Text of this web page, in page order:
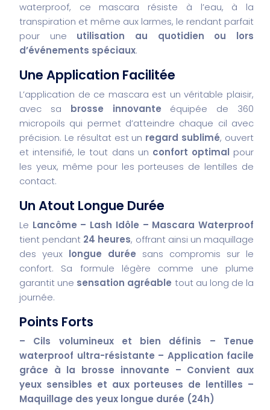
waterproof, ce mascara résiste à l’eau, à la
transpiration et même aux larmes, le rendant parfait
pour une utilisation au quotidien ou lors
d’événements spéciaux.
Une Application Facilitée
L’application de ce mascara est un véritable plaisir,
avec sa brosse innovante équipée de 360
micropoils qui permet d’atteindre chaque cil avec
précision. Le résultat est un regard sublimé, ouvert
et intensifié, le tout dans un confort optimal pour
les yeux, même pour les porteuses de lentilles de
contact.
Un Atout Longue Durée
Le Lancôme – Lash Idôle – Mascara Waterproof
tient pendant 24 heures, offrant ainsi un maquillage
des yeux longue durée sans compromis sur le
confort. Sa formule légère comme une plume
garantit une sensation agréable tout au long de la
journée.
Points Forts
– Cils volumineux et bien définis
– Tenue
waterproof ultra-résistante – Application facile
grâce à la brosse innovante – Convient aux
yeux sensibles et aux porteuses de lentilles –
Maquillage des yeux longue durée (24h)